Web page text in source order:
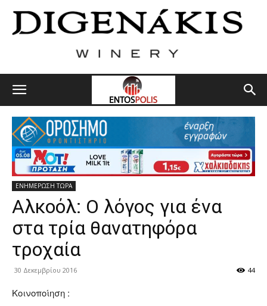
ΕΝΗΜΕΡΩΣΗ ΤΩΡΑ
Αλκοόλ: Ο λόγος για ένα
στα τρία θανατηφόρα
τροχαία
30 Δεκεμβρίου 2016 44
Κοινοποίηση :